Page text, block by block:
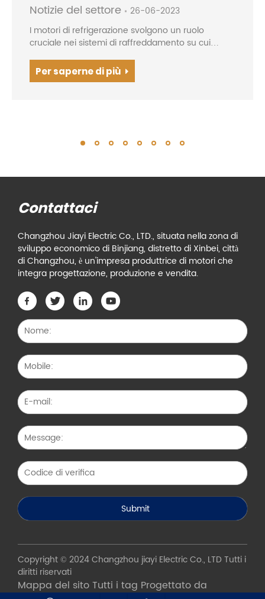
Notizie del settore
26-06-2023
I motori di refrigerazione svolgono un ruolo
cruciale nei sistemi di raffreddamento su cui
delle nostre case, aziende o strutture industriali, i
motori di refrigerazione sono la forza motrice
Per saperne di più
Contattaci
Changzhou Jiayi Electric Co., LTD., situata nella zona di
sviluppo economico di Binjiang, distretto di Xinbei, città
di Changzhou, è un'impresa produttrice di motori che
integra progettazione, produzione e vendita.
Copyright © 2024 Changzhou jiayi Electric Co., LTD Tutti i
diritti riservati
Mappa del sitoTutti i tag Progettato da